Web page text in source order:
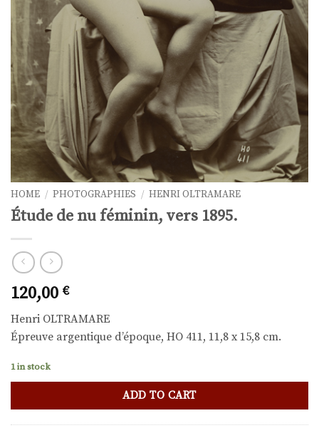
HOME / PHOTOGRAPHIES / HENRI OLTRAMARE
Étude de nu féminin, vers 1895.
120,00 €
Henri OLTRAMARE
Épreuve argentique d’époque, HO 411, 11,8 x 15,8 cm.
1 in stock
ADD TO CART